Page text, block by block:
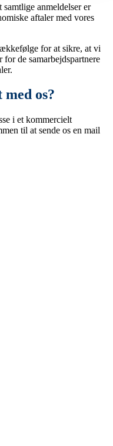
anmeldelser er
aftaler med vores
for at sikre, at vi
de samarbejdspartnere
os?
i et kommercielt
til at sende os en mail